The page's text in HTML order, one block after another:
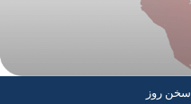
سخن روز